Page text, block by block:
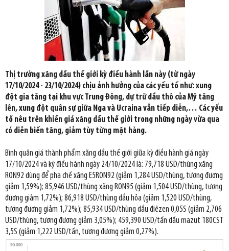
Thị trường xăng dầu thế giới kỳ điều hành lần này (từ ngày
17/10/2024 - 23/10/2024) chịu ảnh hưởng của các yếu tố như: xung
đột gia tăng tại khu vực Trung Đông, dự trữ dầu thô của Mỹ tăng
lên, xung đột quân sự giữa Nga và Ucraina vẫn tiếp diễn,… Các yếu
tố nêu trên khiến giá xăng dầu thế giới trong những ngày vừa qua
có diễn biến tăng, giảm tùy từng mặt hàng.
Bình quân giá thành phẩm xăng dầu thế giới giữa kỳ điều hành giá ngày
17/10/2024 và kỳ điều hành ngày 24/10/2024 là: 79,718 USD/thùng xăng
RON92 dùng để pha chế xăng E5RON92 (giảm 1,284 USD/thùng, tương đương
giảm 1,59%); 85,946 USD/thùng xăng RON95 (giảm 1,504 USD/thùng, tương
đương giảm 1,72%); 86,918 USD/thùng dầu hỏa (giảm 1,520 USD/thùng,
tương đương giảm 1,72%); 85,934 USD/thùng dầu điêzen 0,05S (giảm 2,706
USD/thùng, tương đương giảm 3,05%); 459,390 USD/tấn dầu mazut 180CST
3,5S (giảm 1,222 USD/tấn, tương đương giảm 0,27%).